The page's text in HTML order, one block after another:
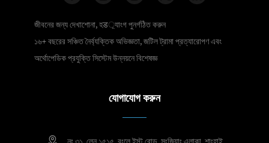
জীবনের জন্য দেখাশোনা, হड়্যাংগ পুনর্গঠিত করুন
১৬+ বছরের সঞ্চিত নৈর্ব্যক্তিক অভিজ্ঞতা, জটিল ট্রামা প্রত্যারোপণ এবং
অর্থোপেডিক প্রযুক্তি সিস্টেম উন্নয়নে বিশেষজ্ঞ
যোগাযোগ করুন